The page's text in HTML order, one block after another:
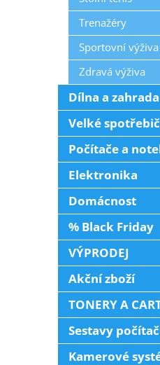
Trenažéry
Sportovní výživa
Zdravá výživa
Dílna a zahrada
Velké
Počítače a
Elektronika
Domácnost
% Black Friday
VÝPRODEJ
Akční zboží
TONERY A
Sestavy
Kamerové